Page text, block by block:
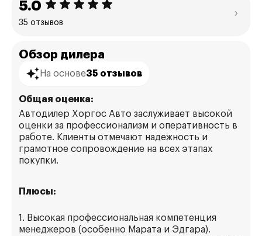
5.0
35 отзывов
Обзор дилера
На основе35 отзывов
Общая оценка:
Автодилер Хоргос Авто заслуживает высокой
оценки за профессионализм и оперативность в
работе. Клиенты отмечают надежность и
грамотное сопровождение на всех этапах
покупки.
Плюсы:
1. Высокая профессиональная компетенция
менеджеров (особенно Марата и Эдгара).